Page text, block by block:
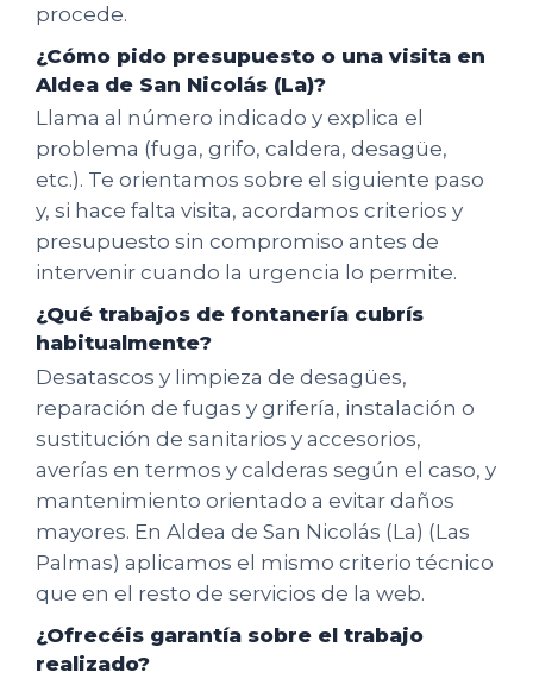
procede.
¿Cómo pido presupuesto o una visita en
Aldea de San Nicolás (La)?
Llama al número indicado y explica el
problema (fuga, grifo, caldera, desagüe,
etc.). Te orientamos sobre el siguiente paso
y, si hace falta visita, acordamos criterios y
presupuesto sin compromiso antes de
intervenir cuando la urgencia lo permite.
¿Qué trabajos de fontanería cubrís
habitualmente?
Desatascos y limpieza de desagües,
reparación de fugas y grifería, instalación o
sustitución de sanitarios y accesorios,
averías en termos y calderas según el caso, y
mantenimiento orientado a evitar daños
mayores. En Aldea de San Nicolás (La) (Las
Palmas) aplicamos el mismo criterio técnico
que en el resto de servicios de la web.
¿Ofrecéis garantía sobre el trabajo
realizado?